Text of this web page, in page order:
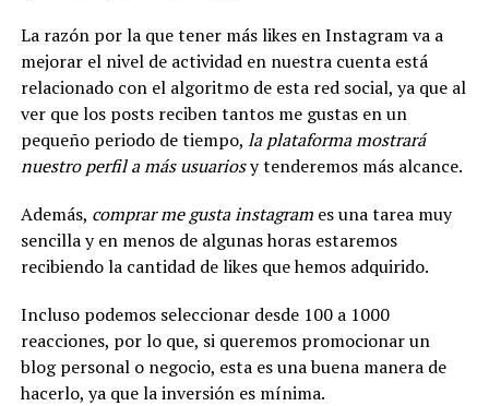
La razón por la que tener más likes en Instagram va a
mejorar el nivel de actividad en nuestra cuenta está
relacionado con el algoritmo de esta red social, ya que al
ver que los posts reciben tantos me gustas en un
pequeño periodo de tiempo, la plataforma mostrará
nuestro perfil a más usuariosy tenderemos más alcance.
Además, comprar me gusta instagrames una tarea muy
sencilla y en menos de algunas horas estaremos
recibiendo la cantidad de likes que hemos adquirido.
Incluso podemos seleccionar desde 100 a 1000
reacciones, por lo que, si queremos promocionar un
blog personal o negocio, esta es una buena manera de
hacerlo, ya que la inversión es mínima.